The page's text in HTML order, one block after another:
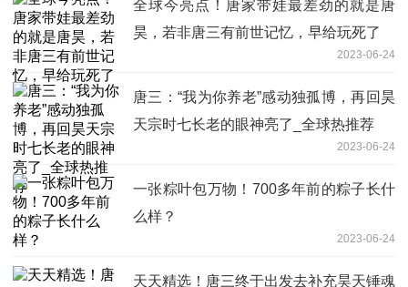
全球今亮点！唐家带娃最差劲的就是唐
昊，若非唐三有前世记忆，早给玩死了
2023-06-24
唐三：“我为你养老”感动独孤博，再回昊
天宗时七长老的眼神亮了_全球热推荐
2023-06-24
一张粽叶包万物！700多年前的粽子长什
么样？
2023-06-24
天天精选！唐三终于出发去补充昊天锤魂